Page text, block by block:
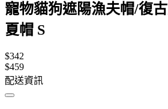
寵物貓狗遮陽漁夫帽/復
夏帽 S
$342
$459
配送資訊